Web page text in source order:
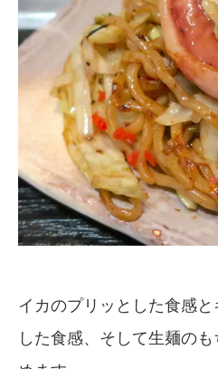
イカのプリッとした食感
した食感、そして生麺の